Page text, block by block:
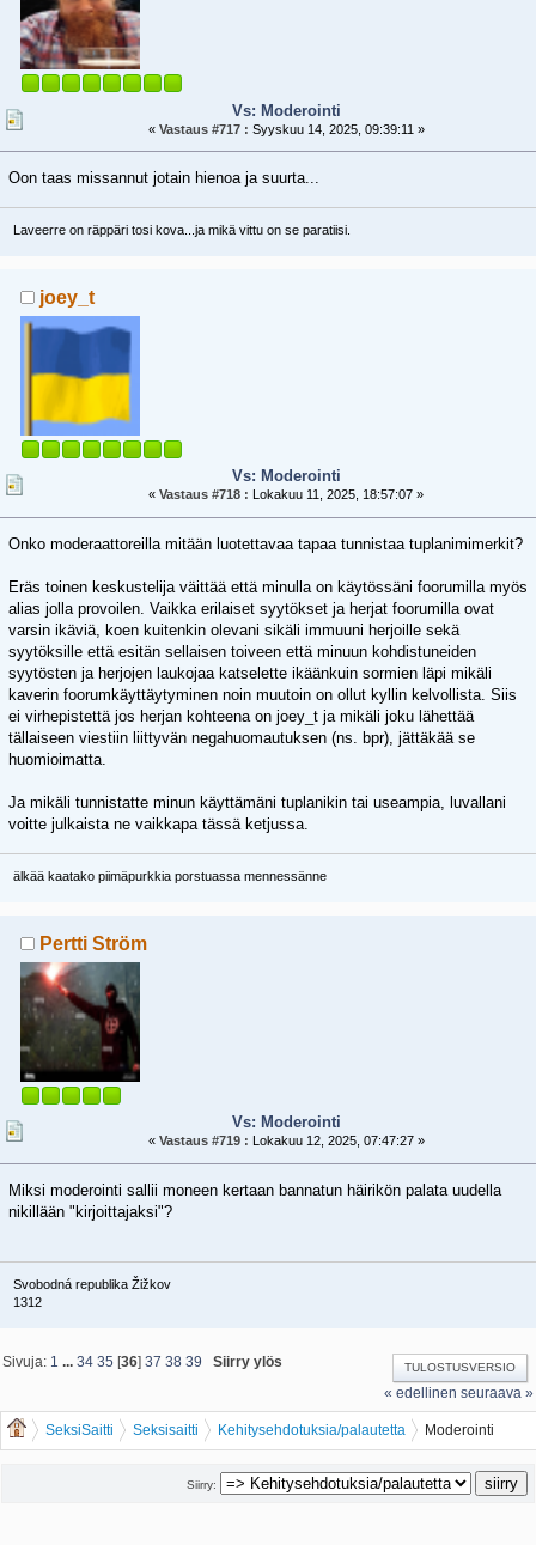
Vs: Moderointi
« Vastaus #717 : Syyskuu 14, 2025, 09:39:11 »
Oon taas missannut jotain hienoa ja suurta...
Laveerre on räppäri tosi kova...ja mikä vittu on se paratiisi.
joey_t
Vs: Moderointi
«Vastaus #718 : Lokakuu 11, 2025, 18:57:07 »
Onko moderaattoreilla mitään luotettavaa tapaa tunnistaa tuplanimimerkit?
Eräs toinen keskustelija väittää että minulla on käytössäni foorumilla myös
alias jolla provoilen. Vaikka erilaiset syytökset ja herjat foorumilla ovat
varsin ikäviä, koen kuitenkin olevani sikäli immuuni herjoille sekä
syytöksille että esitän sellaisen toiveen että minuun kohdistuneiden
syytösten ja herjojen laukojaa katselette ikäänkuin sormien läpi mikäli
kaverin foorumkäyttäytyminen noin muutoin on ollut kyllin kelvollista. Siis
ei virhepistettä jos herjan kohteena on joey_t ja mikäli joku lähettää
tällaiseen viestiin liittyvän negahuomautuksen (ns. bpr), jättäkää se
huomioimatta.
Ja mikäli tunnistatte minun käyttämäni tuplanikin tai useampia, luvallani
voitte julkaista ne vaikkapa tässä ketjussa.
älkää kaatako piimäpurkkia porstuassa mennessänne
Pertti Ström
Vs: Moderointi
« Vastaus #719 : Lokakuu 12, 2025, 07:47:27 »
Miksi moderointi sallii moneen kertaan bannatun häirikön palata uudella
nikillään "kirjoittajaksi"?
Svobodná republika Žižkov
1312
TULOSTUSVERSIO
Sivuja: 1 ...34 35 [36]37 38 39
Siirry ylös
« edellinen seuraava »
SeksiSaitti Seksisaitti Kehitysehdotuksia/palautetta Moderointi
Siirry: